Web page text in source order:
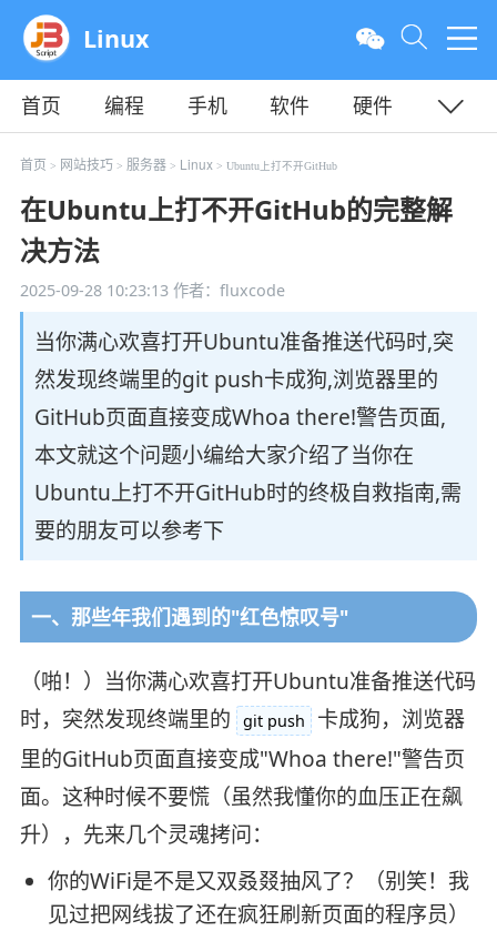
Linux
首页 编程 手机 软件
硬件
教程
平面 服务器
首页 > 网站技巧 > 服务器> Linux> Ubuntu上打不开GitHub
在Ubuntu上打不开GitHub的完整解
决方法
2025-09-28 10:23:13作者：fluxcode
当你满心欢喜打开Ubuntu准备推送代码时,突
然发现终端里的git push卡成狗,浏览器里的
GitHub页面直接变成Whoa there!警告页面,
本文就这个问题小编给大家介绍了当你在
Ubuntu上打不开GitHub时的终极自救指南,需
要的朋友可以参考下
一、那些年我们遇到的"红色惊叹号"
（啪！）当你满心欢喜打开Ubuntu准备推送代码
时，突然发现终端里的
git push
卡成狗，浏览器
里的GitHub页面直接变成"Whoa there!"警告页
面。这种时候不要慌（虽然我懂你的血压正在飙
升），先来几个灵魂拷问：
你的WiFi是不是又双叒叕抽风了？（别笑！我
见过把网线拔了还在疯狂刷新页面的程序员）